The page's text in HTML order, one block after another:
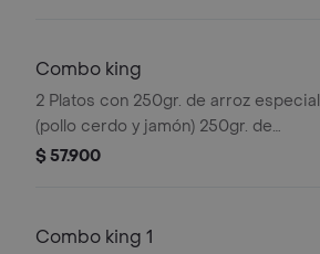
Combo king
2 Platos con 250gr. de arroz especial
(pollo cerdo y jamón) 250gr. de
exquisito chopsuey especial y lumpia
$ 57.900
Combo king 1